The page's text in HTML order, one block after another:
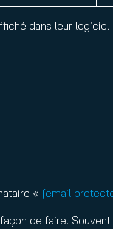
dans leur logiciel
« [email
de faire.